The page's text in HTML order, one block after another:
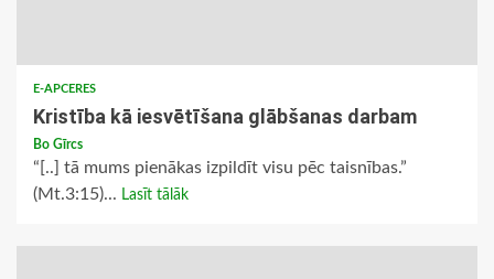
E-APCERES
Kristība kā iesvētīšana glābšanas darbam
Bo Gīrcs
“[..] tā mums pienākas izpildīt visu pēc taisnības.”
(Mt.3:15)... Lasīt tālāk